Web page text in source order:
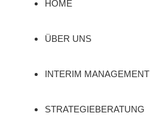
HOME
ÜBER UNS
INTERIM MANAGEMENT
STRATEGIEBERATUNG